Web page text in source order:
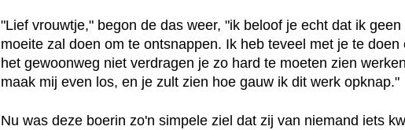
"Lief vrouwtje," begon de das weer, "ik beloof je echt dat ik geen
moeite zal doen om te ontsnappen. Ik heb teveel met je te doen
het gewoonweg niet verdragen je zo hard te moeten zien
maak mij even los, en je zult zien hoe gauw ik dit werk opknap."
Nu was deze boerin zo'n simpele ziel dat zij van niemand iets